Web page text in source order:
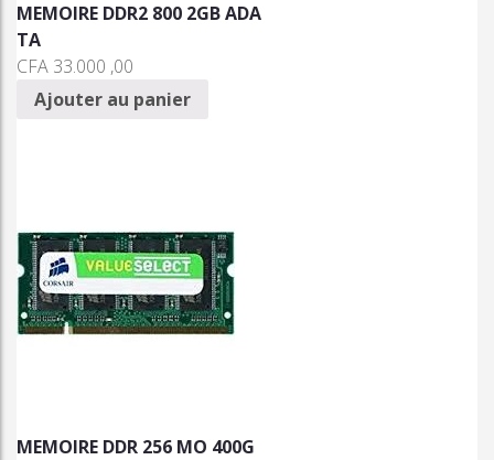
MEMOIRE DDR2 800 2GB ADA
TA
CFA 33.000 ,00
Ajouter au panier
MEMOIRE DDR 256 MO 400G